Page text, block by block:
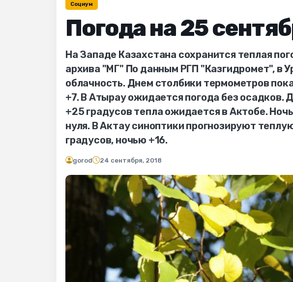
Социум
Погода на 25
На Западе Казахстана сохранится теплая
архива "МГ" По данным РГП "Казгидромет", в
облачность. Днем столбики термометров
+7. В Атырау ожидается погода без осадков.
+25 градусов тепла ожидается в Актобе.
нуля. В Актау синоптики прогнозируют
градусов, ночью +16.
gorod 24 сентября, 2018